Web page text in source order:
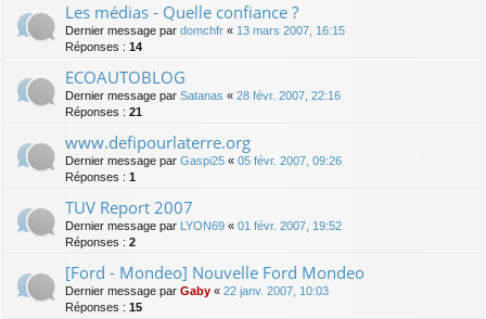
Les médias - Quelle confiance ?
Dernier message par domchfr « 13 mars 2007, 16:15
Réponses : 14
ECOAUTOBLOG
Dernier message par Satanas « 28 févr. 2007, 22:16
Réponses : 21
www.defipourlaterre.org
Dernier message par Gaspi25 « 05 févr. 2007, 09:26
Réponses : 1
TUV Report 2007
Dernier message par LYON69 « 01 févr. 2007, 19:52
Réponses : 2
[Ford - Mondeo] Nouvelle Ford Mondeo
Dernier message par Gaby « 22 janv. 2007, 10:03
Réponses : 15